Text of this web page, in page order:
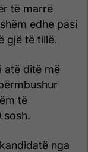
të marrë
edhe pasi
gjë të tillë.
atë ditë më
të
sosh.
nga